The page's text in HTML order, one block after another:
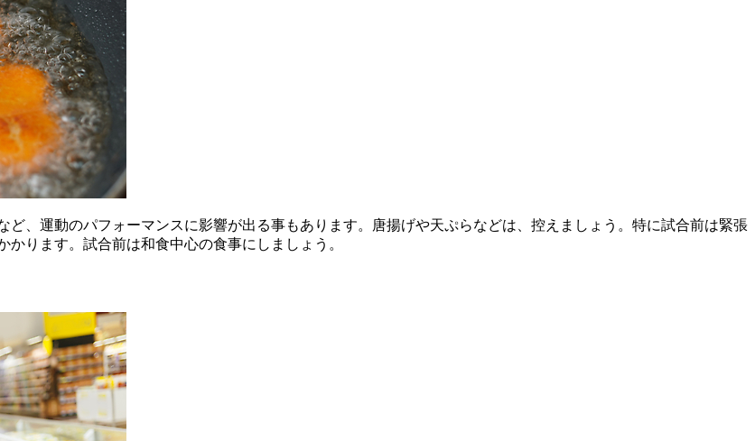
、運動のパフォーマンスに影響が出る事もあります。唐揚げや天ぷらなどは、控えましょう。特に試合前は緊張
ります。試合前は和食中心の食事にしましょう。